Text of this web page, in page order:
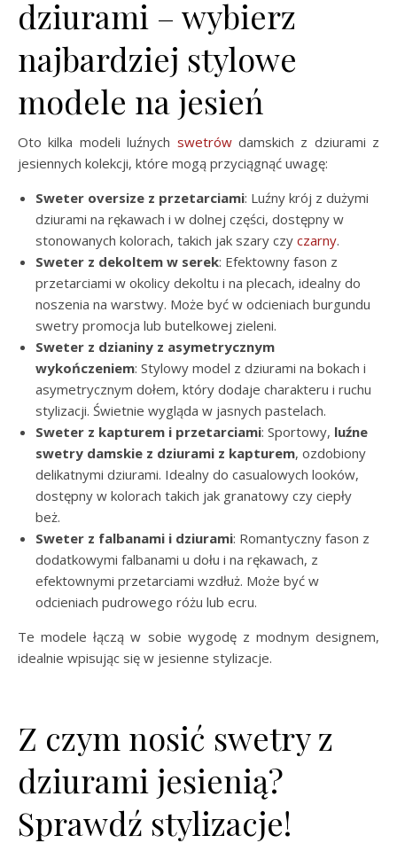
dziurami – wybierz
najbardziej stylowe
modele na jesień
Oto kilka modeli luźnych swetrówdamskich z dziurami z
jesiennych kolekcji, które mogą przyciągnąć uwagę:
Sweter oversize z przetarciami: Luźny krój z dużymi
dziurami na rękawach i w dolnej części, dostępny w
stonowanych kolorach, takich jak szary czy czarny.
Sweter z dekoltem w serek: Efektowny fason z
przetarciami w okolicy dekoltu i na plecach, idealny do
noszenia na warstwy. Może być w odcieniach burgundu
swetry promocja lub butelkowej zieleni.
Sweter z dzianiny z asymetrycznym
wykończeniem: Stylowy model z dziurami na bokach i
asymetrycznym dołem, który dodaje charakteru i ruchu
stylizacji. Świetnie wygląda w jasnych pastelach.
Sweter z kapturem i przetarciami: Sportowy, luźne
swetry damskie z dziurami z kapturem, ozdobiony
delikatnymi dziurami. Idealny do casualowych looków,
dostępny w kolorach takich jak granatowy czy ciepły
beż.
Sweter z falbanami i dziurami: Romantyczny fason z
dodatkowymi falbanami u dołu i na rękawach, z
efektownymi przetarciami wzdłuż. Może być w
odcieniach pudrowego różu lub ecru.
Te modele łączą w sobie wygodę z modnym designem,
idealnie wpisując się w jesienne stylizacje.
Z czym nosić swetry z
dziurami jesienią?
Sprawdź stylizacje!